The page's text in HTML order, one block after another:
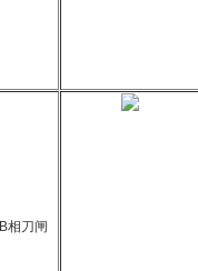
B相刀闸